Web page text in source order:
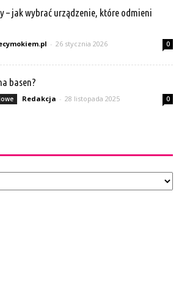
– jak wybrać urządzenie, które odmieni
- 26 stycznia 2026 0
basen?
Redakcja - 28 listopada 2025 0